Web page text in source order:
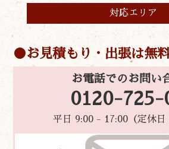
対応エリア
お見積もり・出張は無
お電話でのお問い
0120-725-
平日 9:00 - 17:00（定休日